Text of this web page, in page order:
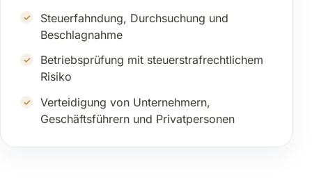
Steuerfahndung, Durchsuchung und
Beschlagnahme
Betriebsprüfung mit steuerstrafrechtlichem
Risiko
Verteidigung von Unternehmern,
Geschäftsführern und Privatpersonen